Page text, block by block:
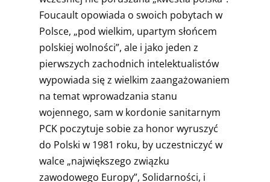
Foucault opowiada o swoich pobytach w
Polsce, „pod wielkim, upartym słońcem
polskiej wolności”, ale i jako jeden z
pierwszych zachodnich intelektualistów
wypowiada się z wielkim zaangażowaniem
na temat wprowadzania stanu
wojennego, sam w kordonie sanitarnym
PCK poczytuje sobie za honor wyruszyć
do Polski w 1981 roku, by uczestniczyć w
walce „największego związku
zawodowego Europy”, Solidarności, i